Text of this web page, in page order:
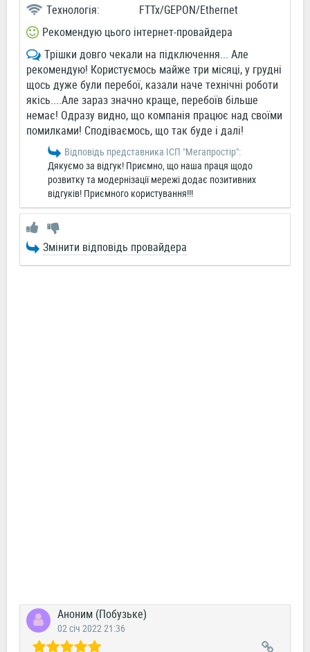
Технологія:
FTTx/GEPON/Ethernet
Рекомендую цього інтернет-провайдера
Трішки довго чекали на підключення... Але
рекомендую! Користуємось майже три місяці, у грудні
щось дуже були перебої, казали наче технічні роботи
якісь....Але зараз значно краще, перебоїв більше
немає! Одразу видно, що компанія працює над своїми
помилками! Сподіваємось, що так буде і далі!
Відповідь представника ІСП "Мегапростiр":
Дякуємо за відгук! Приємно, що наша праця щодо
розвитку та модернізації мережі додає позитивних
відгуків! Приємного користування!!!
Змінити відповідь провайдера
Аноним (Побузьке)
02 січ 2022 21:36